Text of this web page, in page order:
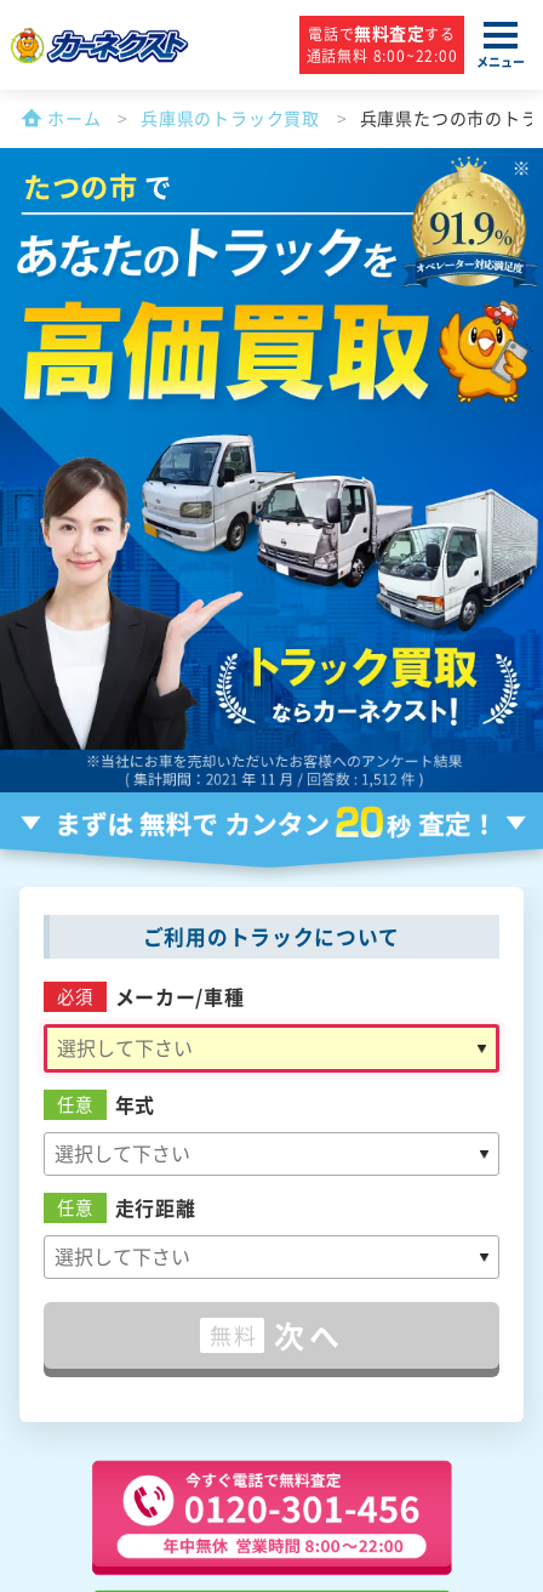
電話で無料査定する
通話無料 8:00~22:00
メニュー
ホーム 兵庫県のトラック買取 兵庫県たつの市のト
たつの市 で
ご利用のトラックについて
必須 メーカー/車種
任意 年式
任意 走行距離
無料 次へ